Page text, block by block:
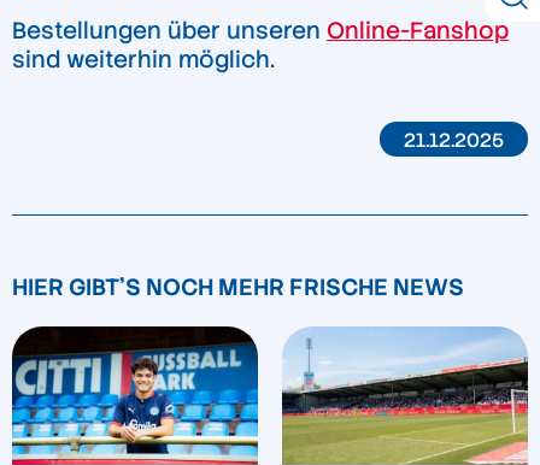
Bestellungen über unseren Online-Fanshop
sind weiterhin möglich.
21.12.2025
HIER GIBT'S NOCH MEHR FRISCHE NEWS